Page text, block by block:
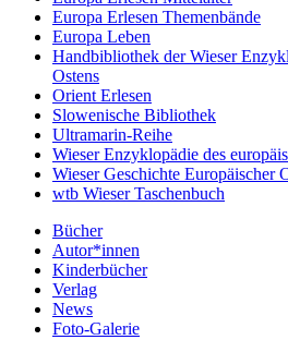
Europa Erlesen Themenbände
Europa Leben
Handbibliothek der Wieser
Ostens
Orient Erlesen
Slowenische Bibliothek
Ultramarin-Reihe
Wieser Enzyklopädie des
Wieser Geschichte Europäischer
wtb Wieser Taschenbuch
Bücher
Autor*innen
Kinderbücher
Verlag
News
Foto-Galerie